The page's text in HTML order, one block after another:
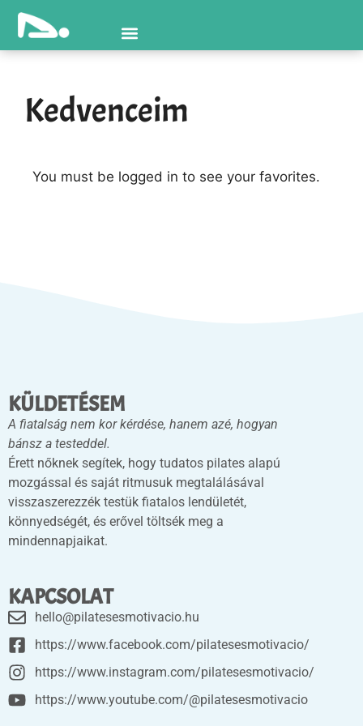
Kedvenceim
You must be logged in to see your favorites.
KÜLDETÉSEM
A fiatalság nem kor kérdése, hanem azé, hogyan
bánsz a testeddel.
Érett nőknek segítek, hogy tudatos pilates alapú
mozgással és saját ritmusuk megtalálásával
visszaszerezzék testük fiatalos lendületét,
könnyedségét, és erővel töltsék meg a
mindennapjaikat.
KAPCSOLAT
hello@pilatesesmotivacio.hu
https://www.facebook.com/pilatesesmotivacio/
https://www.instagram.com/pilatesesmotivacio/
https://www.youtube.com/@pilatesesmotivacio